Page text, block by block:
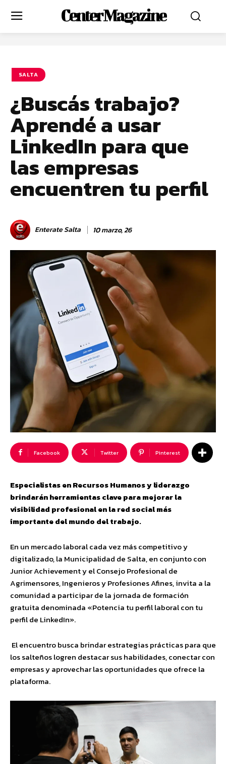
Center Magazine
SALTA
¿Buscás trabajo?
Aprendé a usar
LinkedIn para que
las empresas
encuentren tu perfil
Enterate Salta 10 marzo, 26
Facebook Twitter Pinterest
Especialistas en Recursos Humanos y liderazgo
brindarán herramientas clave para mejorar la
visibilidad profesional en la red social más
importante del mundo del trabajo.
En un mercado laboral cada vez más competitivo y
digitalizado, la Municipalidad de Salta, en conjunto con
Junior Achievement y el Consejo Profesional de
Agrimensores, Ingenieros y Profesiones Afines, invita a la
comunidad a participar de la jornada de formación
gratuita denominada «Potencia tu perfil laboral con tu
perfil de LinkedIn».
El encuentro busca brindar estrategias prácticas para que
los salteños logren destacar sus habilidades, conectar con
empresas y aprovechar las oportunidades que ofrece la
plataforma.